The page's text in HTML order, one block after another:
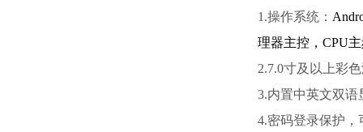
1.操作系统：
理器主控， CPU
2.7.0寸及以上彩
3.内置中英文双
4.密码登录保护